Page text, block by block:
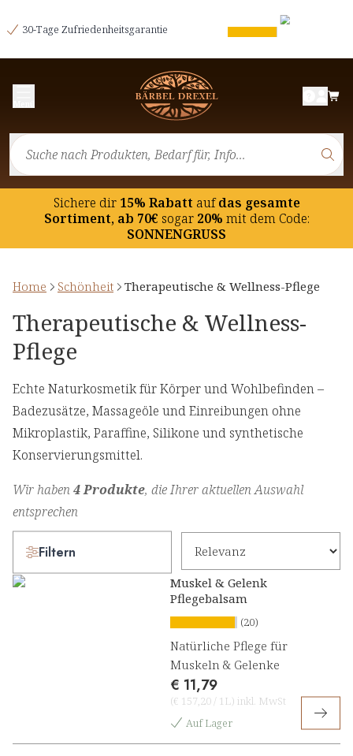
30-Tage Zufriedenheitsgarantie
Sichere dir15% Rabatt aufdas gesamte
Sortiment, ab 70€ sogar20% mit dem Code:
SONNENGRUSS
Home Schönheit Therapeutische & Wellness-Pflege
Therapeutische & Wellness-
Pflege
Echte Naturkosmetik für Körper und Wohlbefinden –
Badezusätze, Massageöle und Einreibungen ohne
Mikroplastik, Paraffine, Silikone und synthetische
Konservierungsmittel.
Wir haben4 Produkte, die Ihrer aktuellen Auswahl
entsprechen
Filtern
Muskel & Gelenk
Pflegebalsam
(20)
Natürliche Pflege für
Muskeln & Gelenke
€ 11,79
(€ 157,20 / 1L) inkl. MwSt
Auf Lager